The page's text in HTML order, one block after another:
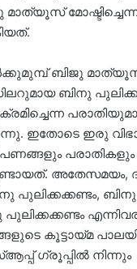
ബിജു
ബിനു
ഇതോടെ ഇരു
പരാതികളും
അതേസമയം,
പുലിക്കക്കണ്ടം,
കൂട്ടായ്മ
ഗ്രൂപ്പിൽ നിന്നും